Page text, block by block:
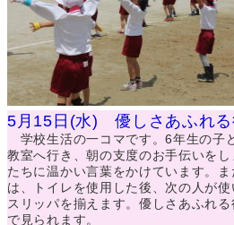
5月15日(水) 優しさあふれる
学校生活の一コマです。6年生の子
教室へ行き、朝の支度のお手伝いを
たちに温かい言葉をかけています。
は、トイレを使用した後、次の人が
スリッパを揃えます。優しさあふれ
で見られます。